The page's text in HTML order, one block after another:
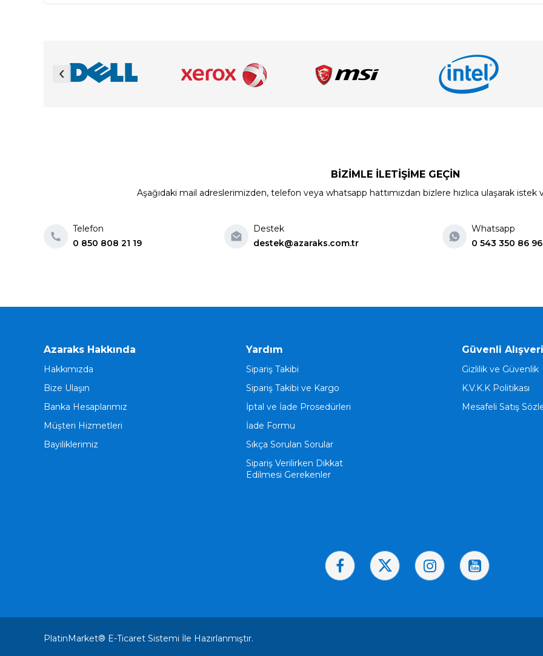
‹
BİZİMLE İLETİŞİME GEÇİN
Aşağıdaki mail adreslerimizden, telefon veya whatsapp hattımızdan bizlere hızlıca ulaşarak istek
Telefon
0 850 808 21 19
Destek
destek@azaraks.com.tr
Whatsapp
0 543 350 86 96
Azaraks Hakkında
Hakkımızda
Bize Ulaşın
Banka Hesaplarımız
Müşteri Hizmetleri
Bayiliklerimiz
Yardım
Sipariş Takibi
Sipariş Takibi ve Kargo
İptal ve İade Prosedürleri
İade Formu
Sıkça Sorulan Sorular
Sipariş Verilirken Dikkat
Edilmesi Gerekenler
Güvenli
Gizlilik ve Güvenlik
K.V.K.K Politikası
Mesafeli Satış
PlatinMarket® E-Ticaret Sistemi İle Hazırlanmıştır.